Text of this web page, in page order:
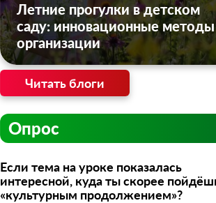
Летние прогулки в детском
саду: инновационные методы
организации
Читать блоги
Опрос
Если тема на уроке показалась
интересной, куда ты скорее
«культурным продолжением»?